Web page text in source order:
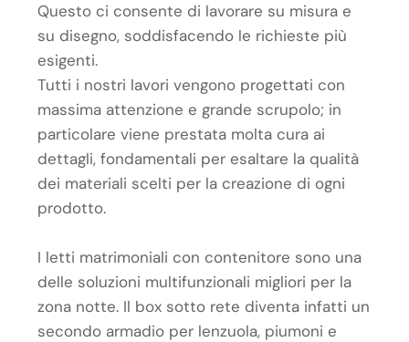
Questo ci consente di lavorare su misura e
su disegno, soddisfacendo le richieste più
esigenti.
Tutti i nostri lavori vengono progettati con
massima attenzione e grande scrupolo; in
particolare viene prestata molta cura ai
dettagli, fondamentali per esaltare la qualità
dei materiali scelti per la creazione di ogni
prodotto.
I letti matrimoniali con contenitore sono una
delle soluzioni multifunzionali migliori per la
zona notte. Il box sotto rete diventa infatti un
secondo armadio per lenzuola, piumoni e